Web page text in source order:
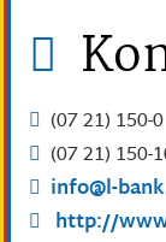
(0721) 150-0
(0721) 150-
info@l-
http://